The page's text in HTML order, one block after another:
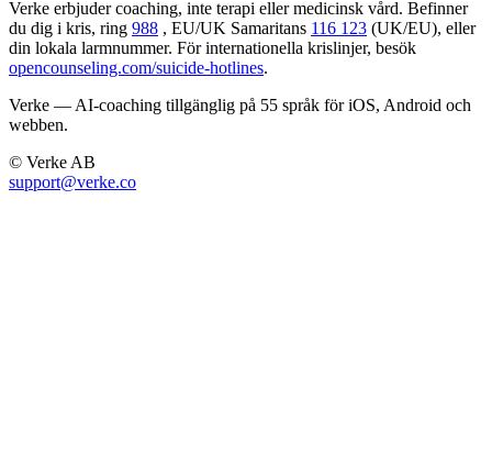
Verke erbjuder coaching, inte terapi eller medicinsk vård. Befinner
du dig i kris, ring 988 , EU/UK Samaritans 116 123 (UK/EU), eller
din lokala larmnummer. För internationella krislinjer, besök
opencounseling.com/suicide-hotlines.
Verke — AI-coaching tillgänglig på 55 språk för iOS, Android och
webben.
© Verke AB
support@verke.co